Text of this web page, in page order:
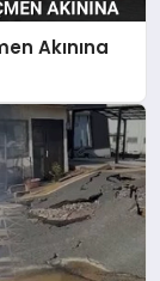
Akınına